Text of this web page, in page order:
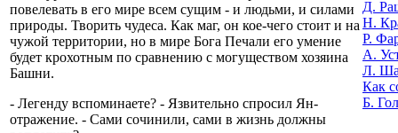
повелевать в его мире всем сущим - и людьми, и силами
природы. Творить чудеса. Как маг, он кое-чего стоит и на
чужой территории, но в мире Бога Печали его умение
будет крохотным по сравнению с могуществом хозяина
Башни.
- Легенду вспоминаете? - Язвительно спросил Ян-
отражение. - Сами сочинили, сами в жизнь должны
Д.
Н.
Р.
А.
Л.
Как
Б.